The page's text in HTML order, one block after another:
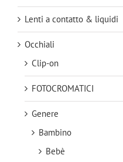
Lenti a contatto & liquidi
Occhiali
Clip-on
FOTOCROMATICI
Genere
Bambino
Bebè